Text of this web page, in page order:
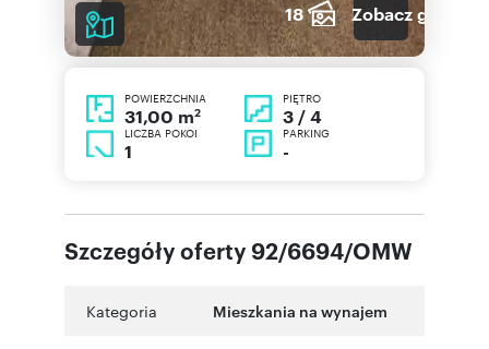
18 Zobacz galerię
POWIERZCHNIA
31,00 m2
PIĘTRO
3 / 4
LICZBA POKOI
1
PARKING
-
Szczegóły oferty 92/6694/OMW
Kategoria Mieszkania na wynajem